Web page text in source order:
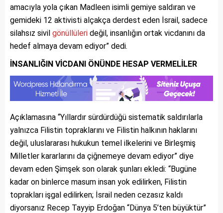
amacıyla yola çıkan Madleen isimli gemiye saldıran ve
gemideki 12 aktivisti alçakça derdest eden İsrail, sadece
silahsız sivil gönüllüleri değil, insanlığın ortak vicdanını da
hedef almaya devam ediyor” dedi.
İNSANLIĞIN VİCDANI ÖNÜNDE HESAP VERMELİLER
Açıklamasına “Yıllardır sürdürdüğü sistematik saldırılarla
yalnızca Filistin topraklarını ve Filistin halkının haklarını
değil, uluslararası hukukun temel ilkelerini ve Birleşmiş
Milletler kararlarını da çiğnemeye devam ediyor” diye
devam eden Şimşek son olarak şunları ekledi: “Bugüne
kadar on binlerce masum insan yok edilirken, Filistin
toprakları işgal edilirken; İsrail neden cezasız kaldı
diyorsanız Recep Tayyip Erdoğan “Dünya 5’ten büyüktür”